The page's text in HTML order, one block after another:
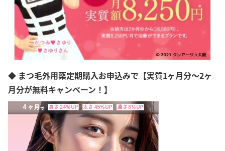
◆ まつ毛外用薬定期購入お申込みで【実質1ヶ月分～2ヶ
月分が無料キャンペーン！】